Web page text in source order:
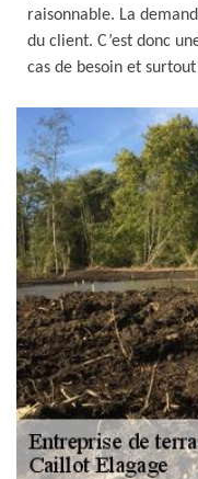
raisonnable. La
du client. C’est donc
cas de besoin et